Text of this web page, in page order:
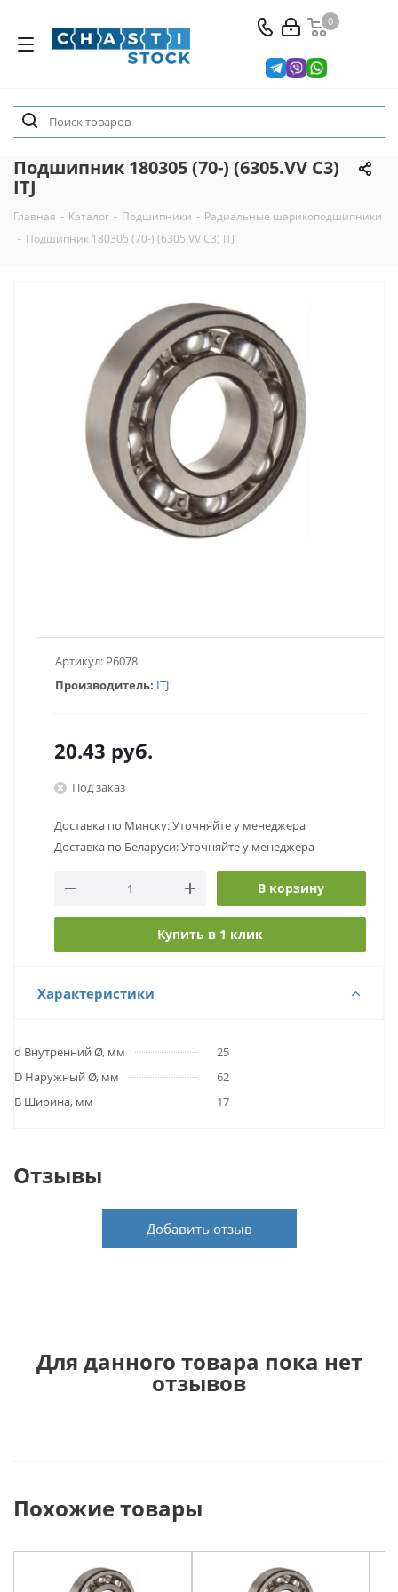
0
Подшипник 180305 (70-) (6305.VV C3)
ITJ
Главная - Каталог - Подшипники - Радиальные шарикоподшипники
- Подшипник 180305 (70-) (6305.VV C3) ITJ
Артикул: P6078
Производитель: ITJ
20.43 руб.
Под заказ
Доставка по Минску: Уточняйте у менеджера
Доставка по Беларуси: Уточняйте у менеджера
В корзину
Купить в 1 клик
Характеристики
d Внутренний Ø, мм
25
D Наружный Ø, мм
62
B Ширина, мм
17
Отзывы
Добавить отзыв
Для данного товара пока нет
отзывов
Похожие товары